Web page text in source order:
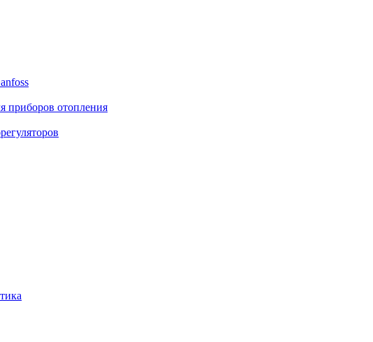
приборов отопления